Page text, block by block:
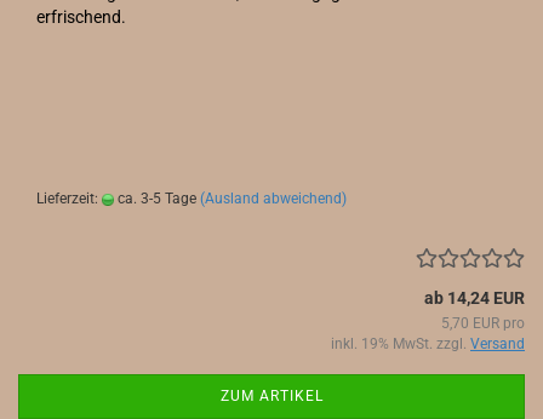
erfrischend.
Lieferzeit: ca. 3-5 Tage (Ausland abweichend)
ab 14,24 EUR
5,70 EUR pro
inkl. 19% MwSt. zzgl. Versand
ZUM ARTIKEL